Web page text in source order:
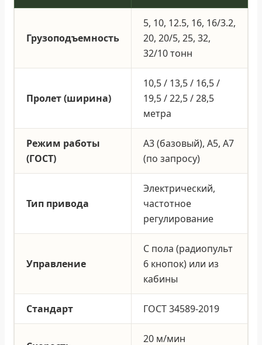
Грузоподъемность
5, 10, 12.5, 16, 16/3.2,
20, 20/5, 25, 32,
32/10 тонн
Пролет (ширина)
10,5 / 13,5 / 16,5 /
19,5 / 22,5 / 28,5
метра
Режим работы
(ГОСТ)
А3 (базовый), А5, А7
(по запросу)
Тип привода
Электрический,
частотное
регулирование
Управление
С пола (радиопульт
6 кнопок) или из
кабины
Стандарт ГОСТ 34589-2019
20 м/мин